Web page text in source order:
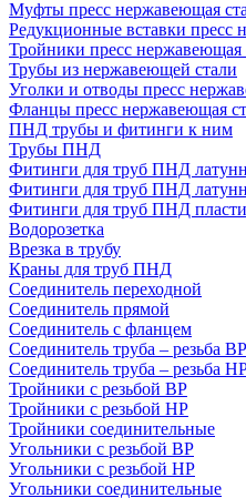
Муфты пресс нержавеющая
Редукционные вставки пресс
Тройники пресс нержавеющая
Трубы из нержавеющей стали
Уголки и отводы пресс
Фланцы пресс нержавеющая
ПНД трубы и фитинги к ним
Трубы ПНД
Фитинги для труб ПНД
Фитинги для труб ПНД
Фитинги для труб ПНД
Водорозетка
Врезка в трубу
Краны для труб ПНД
Соединитель переходной
Соединитель прямой
Соединитель с фланцем
Соединитель труба – резьба ВР
Соединитель труба – резьба
Тройники с резьбой ВР
Тройники с резьбой НР
Тройники соединительные
Угольники с резьбой ВР
Угольники с резьбой НР
Угольники соединительные